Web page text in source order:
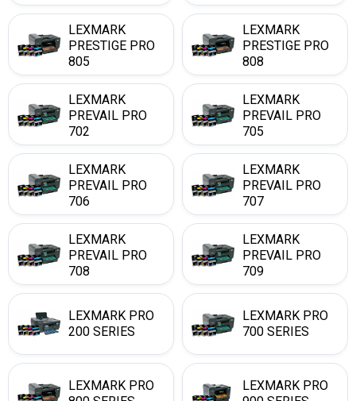
LEXMARK
PRESTIGE PRO
805
LEXMARK
PRESTIGE PRO
808
LEXMARK
PREVAIL PRO
702
LEXMARK
PREVAIL PRO
705
LEXMARK
PREVAIL PRO
706
LEXMARK
PREVAIL PRO
707
LEXMARK
PREVAIL PRO
708
LEXMARK
PREVAIL PRO
709
LEXMARK PRO
200 SERIES
LEXMARK PRO
700 SERIES
LEXMARK PRO
LEXMARK PRO